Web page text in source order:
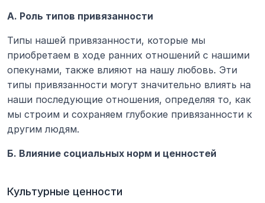
А. Роль типов привязанности
Типы нашей привязанности, которые мы
приобретаем в ходе ранних отношений с нашими
опекунами, также влияют на нашу любовь. Эти
типы привязанности могут значительно влиять на
наши последующие отношения, определяя то, как
мы строим и сохраняем глубокие привязанности к
другим людям.
Б. Влияние социальных норм и ценностей
Культурные ценности